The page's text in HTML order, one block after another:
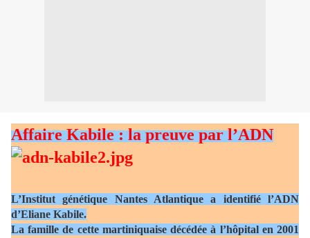
Affaire Kabile : la preuve par l’ADN
L’Institut génétique Nantes Atlantique a identifié l’ADN
d’Eliane Kabile.
La famille de cette martiniquaise décédée à l’hôpital en 2001